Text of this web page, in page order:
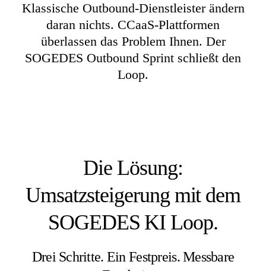
Klassische Outbound-Dienstleister ändern
daran nichts. CCaaS-Plattformen
überlassen das Problem Ihnen. Der
SOGEDES Outbound Sprint schließt den
Loop.
Die Lösung:
Umsatzsteigerung mit dem
SOGEDES KI Loop.
Drei Schritte. Ein Festpreis. Messbare